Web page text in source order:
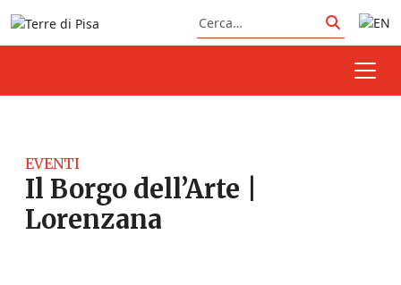
Vai al contenuto Cerca
Cerca
EVENTI
Il Borgo dell’Arte |
Lorenzana